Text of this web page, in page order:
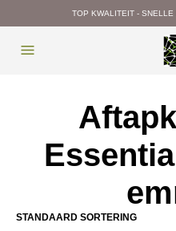
TOP KWALITEIT -